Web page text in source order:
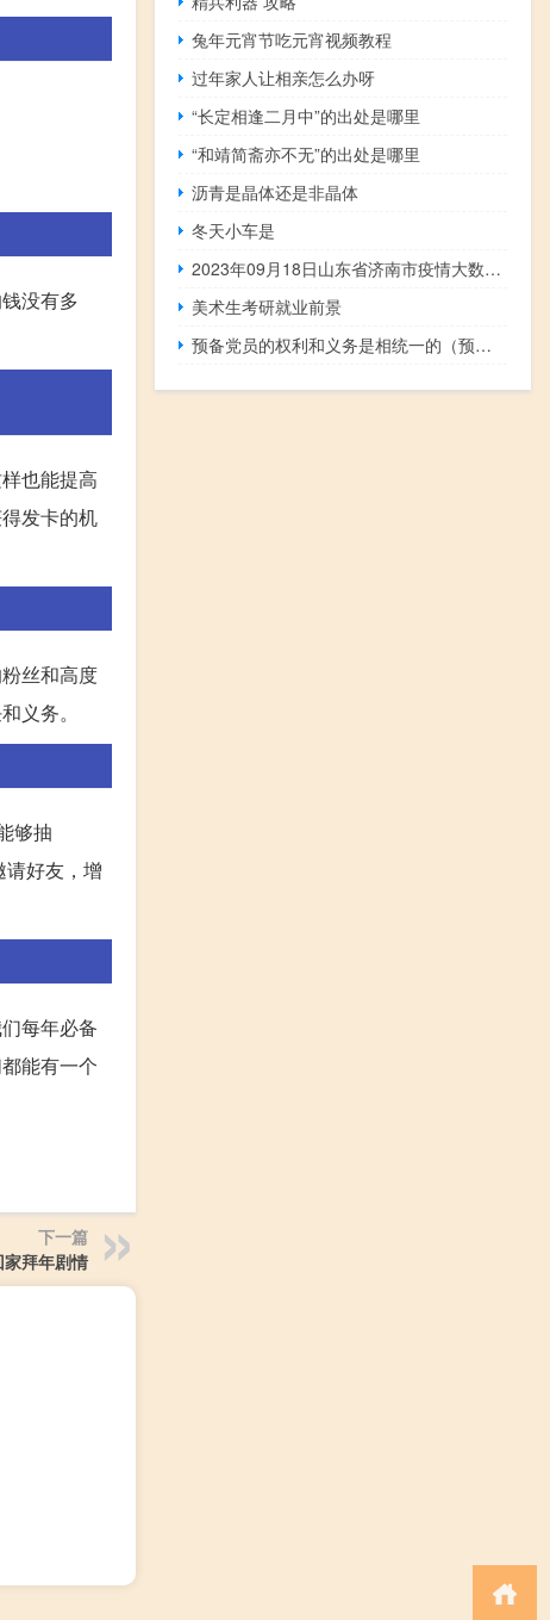
没有多
也能提高
发卡的机
丝和高度
义务。
够抽
请好友，增
每年必备
能有一个
下一篇
拜年剧情
兔年元宵节吃元宵视频教程
过年家人让相亲怎么办呀
“长定相逢二月中”的出处是哪里
“和靖简斋亦不无”的出处是哪里
沥青是晶体还是非晶体
冬天小车是
2023年09月18日山东省济南市疫情大数据-今日/今天疫情全网搜索最新实时消息动态情况通知播报
美术生考研就业前景
预备党员的权利和义务是相统一的（预备党员的权利和义务）